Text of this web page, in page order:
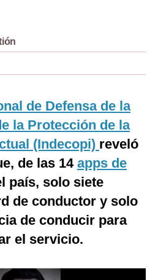
de Defensa de la
la Protección de la
(Indecopi) reveló
de las 14 apps de
país, solo siete
de conductor y solo
de conducir para
el servicio.